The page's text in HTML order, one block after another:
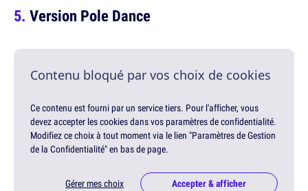
Version Pole Dance
Contenu bloqué par vos choix de cookies
Ce contenu est fourni par un service tiers. Pour l'afficher, vous
devez accepter les cookies dans vos paramètres de confidentialité.
Modifiez ce choix à tout moment via le lien "Paramètres de Gestion
de la Confidentialité" en bas de page.
Gérer mes choix Accepter & afficher